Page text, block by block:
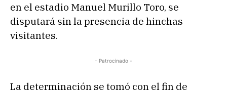
en el estadio Manuel Murillo Toro, se
disputará sin la presencia de hinchas
visitantes.
- Patrocinado -
La determinación se tomó con el fin de